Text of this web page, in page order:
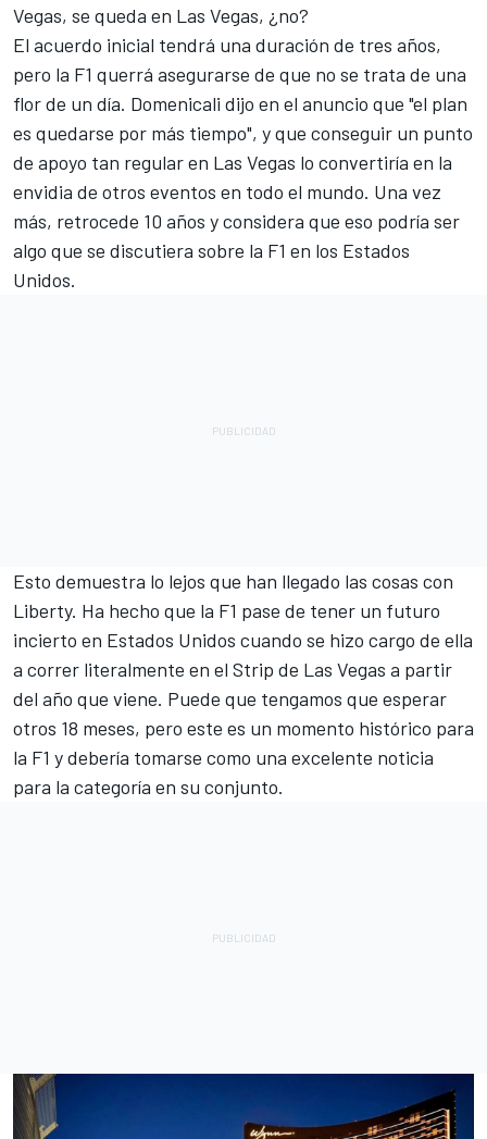
Vegas, se queda en Las Vegas, ¿no?
El acuerdo inicial tendrá una duración de tres años,
pero la F1 querrá asegurarse de que no se trata de una
flor de un día. Domenicali dijo en el anuncio que "el plan
es quedarse por más tiempo", y que conseguir un punto
de apoyo tan regular en Las Vegas lo convertiría en la
envidia de otros eventos en todo el mundo. Una vez
más, retrocede 10 años y considera que eso podría ser
algo que se discutiera sobre la F1 en los Estados
Unidos.
Esto demuestra lo lejos que han llegado las cosas con
Liberty. Ha hecho que la F1 pase de tener un futuro
incierto en Estados Unidos cuando se hizo cargo de ella
a correr literalmente en el Strip de Las Vegas a partir
del año que viene. Puede que tengamos que esperar
otros 18 meses, pero este es un momento histórico para
la F1 y debería tomarse como una excelente noticia
para la categoría en su conjunto.